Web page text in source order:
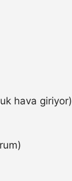
hava giriyor)